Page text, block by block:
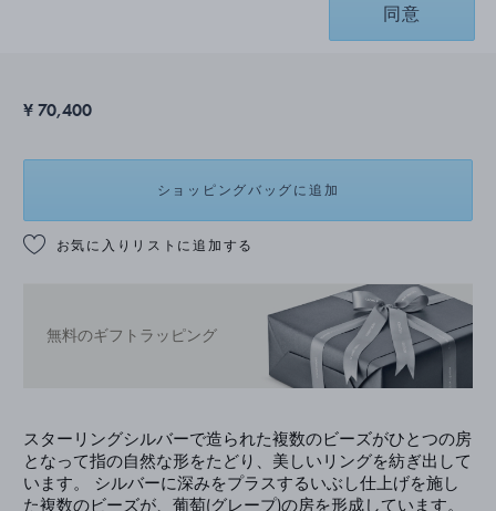
サイズチャート
¥ 70,400
ショッピングバッグに追加
お気に入りリストに追加する
無料のギフトラッピング
スターリングシルバーで造られた複数のビーズがひとつの房
となって指の自然な形をたどり、美しいリングを紡ぎ出して
います。 シルバーに深みをプラスするいぶし仕上げを施し
た複数のビーズが、葡萄(グレープ)の房を形成しています。
同意